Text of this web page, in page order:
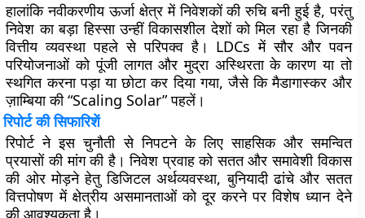
हालांकि नवीकरणीय ऊर्जा क्षेत्र में निवेशकों की रुचि बनी हुई है, परंतु
निवेश का बड़ा हिस्सा उन्हीं विकासशील देशों को मिल रहा है जिनकी
वित्तीय व्यवस्था पहले से परिपक्व है। LDCs में सौर और पवन
परियोजनाओं को पूंजी लागत और मुद्रा अस्थिरता के कारण या तो
स्थगित करना पड़ा या छोटा कर दिया गया, जैसे कि मैडागास्कर और
ज़ाम्बिया की “Scaling Solar” पहलें।
रिपोर्ट की सिफारिशें
रिपोर्ट ने इस चुनौती से निपटने के लिए साहसिक और समन्वित
प्रयासों की मांग की है। निवेश प्रवाह को सतत और समावेशी विकास
की ओर मोड़ने हेतु डिजिटल अर्थव्यवस्था, बुनियादी ढांचे और सतत
वित्तपोषण में क्षेत्रीय असमानताओं को दूर करने पर विशेष ध्यान देने
की आवश्यकता है।